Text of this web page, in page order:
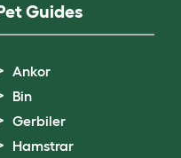
Guides
Ankor
Bin
Gerbiler
Hamstrar